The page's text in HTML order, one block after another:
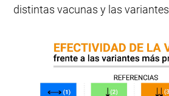
distintas vacunas y las variantes